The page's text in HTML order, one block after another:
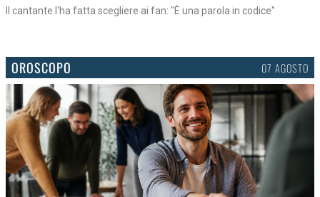
Il cantante l'ha fatta scegliere ai fan: "È una parola in codice"
OROSCOPO 07 AGOSTO